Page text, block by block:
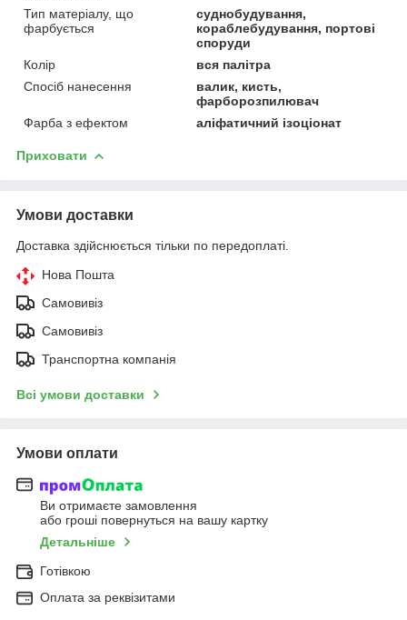
Тип матеріалу, що
фарбується
суднобудування,
кораблебудування, портові
споруди
Колір
вся палітра
Спосіб нанесення
валик, кисть,
фарборозпилювач
Фарба з ефектом
аліфатичний ізоціонат
Приховати
Умови доставки
Доставка здійснюється тільки по передоплаті.
Нова Пошта
Самовивіз
Самовивіз
Транспортна компанія
Всі умови доставки
Умови оплати
Ви отримаєте замовлення
або гроші повернуться на вашу картку
Детальніше
Готівкою
Оплата за реквізитами